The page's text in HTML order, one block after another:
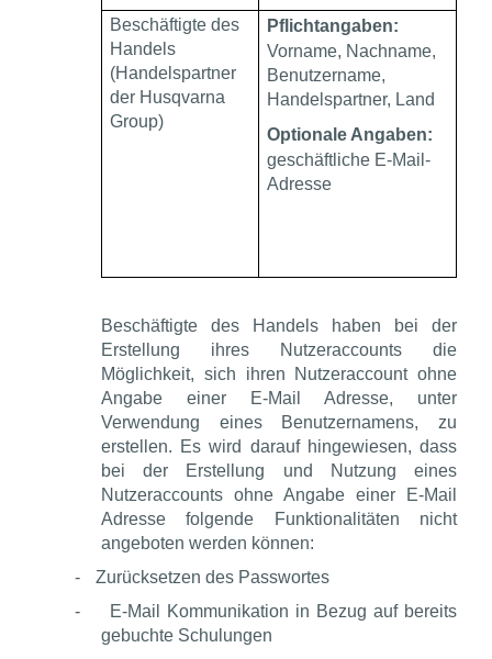
Beschäftigte des
Handels
(Handelspartner
der Husqvarna
Group)
Pflichtangaben:
Vorname, Nachname,
Benutzername,
Handelspartner, Land
Optionale Angaben:
geschäftliche E-Mail-
Adresse
Beschäftigte des Handels haben bei der
Erstellung ihres Nutzeraccounts die
Möglichkeit, sich ihren Nutzeraccount ohne
Angabe einer E-Mail Adresse, unter
Verwendung eines Benutzernamens, zu
erstellen. Es wird darauf hingewiesen, dass
bei der Erstellung und Nutzung eines
Nutzeraccounts ohne Angabe einer E-Mail
Adresse folgende Funktionalitäten nicht
angeboten werden können:
-
Zurücksetzen des Passwortes
-
E-Mail Kommunikation in Bezug auf bereits
gebuchte Schulungen